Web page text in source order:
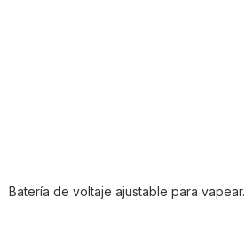
Batería de voltaje ajustable para vapear.